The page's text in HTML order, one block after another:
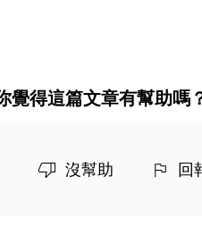
覺得這篇文章有幫助嗎
沒幫助 回